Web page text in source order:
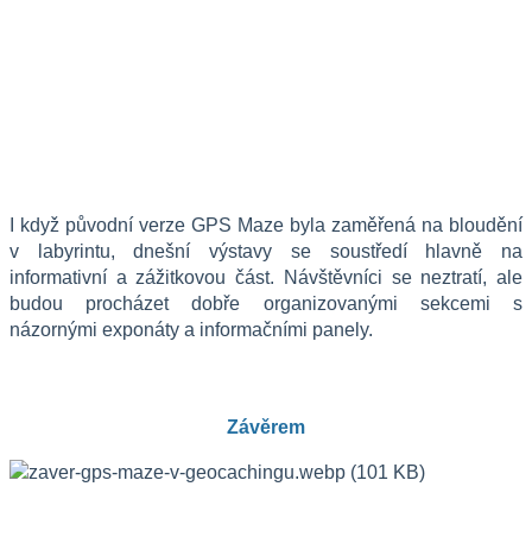
I když původní verze GPS Maze byla zaměřená na bloudění
v labyrintu, dnešní výstavy se soustředí hlavně na
informativní a zážitkovou část. Návštěvníci se neztratí, ale
budou procházet dobře organizovanými sekcemi s
názornými exponáty a informačními panely.
Závěrem